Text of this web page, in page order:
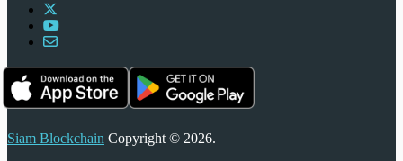
Siam Blockchain Copyright © 2026.